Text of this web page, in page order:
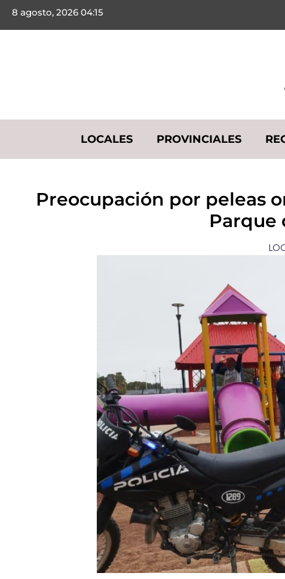
8 agosto, 2026 04:15
LOCALES PROVINCIALES
Preocupación por peleas
Parque